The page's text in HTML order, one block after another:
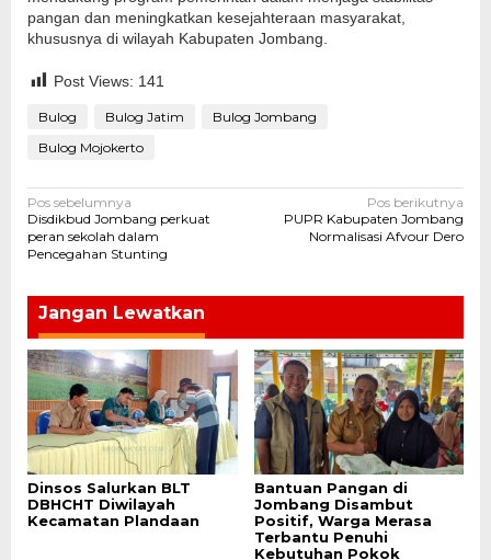
pangan dan meningkatkan kesejahteraan masyarakat,
khususnya di wilayah Kabupaten Jombang.
Post Views: 141
Bulog Bulog Jatim
Bulog Jombang
Bulog Mojokerto
Navigasi
pos
Pos sebelumnya
Disdikbud Jombang perkuat
peran sekolah dalam
Pencegahan Stunting
Pos berikutnya
PUPR Kabupaten Jombang
Normalisasi Afvour Dero
Jangan Lewatkan
Dinsos Salurkan BLT
DBHCHT Diwilayah
Kecamatan Plandaan
Bantuan Pangan di
Jombang Disambut
Positif, Warga Merasa
Terbantu Penuhi
Kebutuhan Pokok